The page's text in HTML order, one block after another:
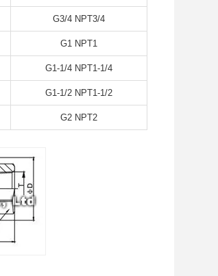
G3/4 NPT3/4
G1 NPT1
G1-1/4 NPT1-1/4
G1-1/2 NPT1-1/2
G2 NPT2